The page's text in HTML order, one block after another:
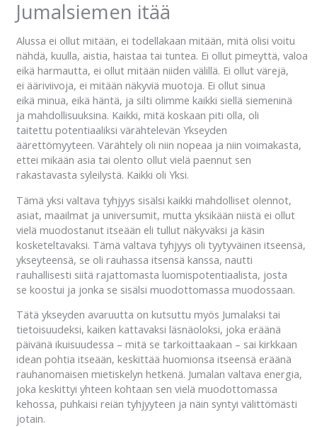
Jumalsiemen itää
Alussa ei ollut mitään, ei todellakaan mitään, mitä olisi voitu
nähdä, kuulla, aistia, haistaa tai tuntea. Ei ollut pimeyttä, valoa
eikä harmautta, ei ollut mitään niiden välillä. Ei ollut värejä,
ei ääriviivoja, ei mitään näkyviä muotoja. Ei ollut sinua
eikä minua, eikä häntä, ja silti olimme kaikki siellä siemeninä
ja mahdollisuuksina. Kaikki, mitä koskaan piti olla, oli
taitettu potentiaaliksi värähtelevän Ykseyden
äärettömyyteen. Värähtely oli niin nopeaa ja niin voimakasta,
ettei mikään asia tai olento ollut vielä paennut sen
rakastavasta syleilystä. Kaikki oli Yksi.
Tämä yksi valtava tyhjyys sisälsi kaikki mahdolliset olennot,
asiat, maailmat ja universumit, mutta yksikään niistä ei ollut
vielä muodostanut itseään eli tullut näkyväksi ja käsin
kosketeltavaksi. Tämä valtava tyhjyys oli tyytyväinen itseensä,
ykseyteensä, se oli rauhassa itsensä kanssa, nautti
rauhallisesti siitä rajattomasta luomispotentiaalista, josta
se koostui ja jonka se sisälsi muodottomassa muodossaan.
Tätä ykseyden avaruutta on kutsuttu myös Jumalaksi tai
tietoisuudeksi, kaiken kattavaksi läsnäoloksi, joka eräänä
päivänä ikuisuudessa – mitä se tarkoittaakaan – sai kirkkaan
idean pohtia itseään, keskittää huomionsa itseensä eräänä
rauhanomaisen mietiskelyn hetkenä. Jumalan valtava energia,
joka keskittyi yhteen kohtaan sen vielä muodottomassa
kehossa, puhkaisi reiän tyhjyyteen ja näin syntyi välittömästi
jotain.